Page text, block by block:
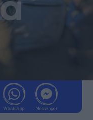
WhatsApp Messenger